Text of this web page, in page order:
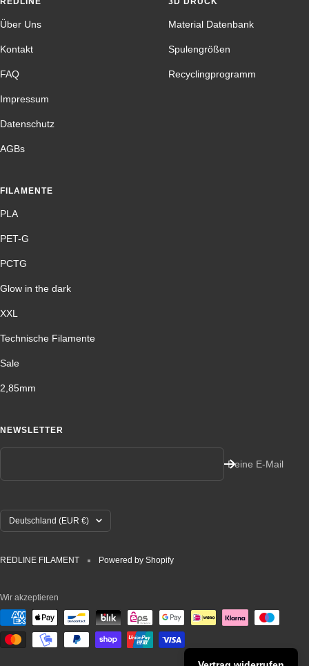
Über Uns
Kontakt
FAQ
Impressum
Datenschutz
AGBs
Material Datenbank
Spulengrößen
Recyclingprogramm
FILAMENTE
PLA
PET-G
PCTG
Glow in the dark
XXL
Technische Filamente
Sale
2,85mm
NEWSLETTER
Deine E-Mail
Land/Region
Deutschland (EUR €)
REDLINE FILAMENT Powered by Shopify
Wir akzeptieren